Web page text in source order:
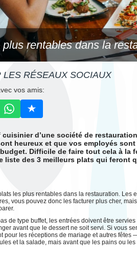
rentables dans la
LES RÉSEAUX SOCIAUX
vos amis:
cuisinier d’une société de
heureux et que vos employés
Difficile de faire tout cela à la
liste des 3 meilleurs plats qui feront
les plus rentables dans la restauration. Les
vous pouvez donc les facturer plus cher,
de type buffet, les entrées doivent être
avant que le dessert ne soit servi. Si vous
pour les réceptions de mariage et autres fêtes
et la salade, mais avant que les pains ou les